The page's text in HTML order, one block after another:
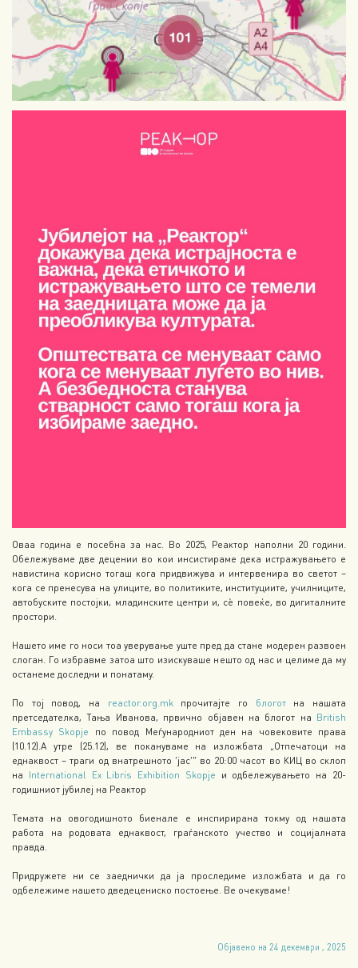
Оваа година е посебна за нас. Во 2025, Реактор наполни 20 години.
Обележуваме две децении во кои инсистираме дека истражувањето е
навистина корисно тогаш кога придвижува и интервенира во светот –
кога се пренесува на улиците, во политиките, институциите, училниците,
автобуските постојки, младинските центри и, сè повеќе, во дигиталните
простори.
Нашето име го носи тоа уверување уште пред да стане модерен развоен
слоган. Го избравме затоа што изискуваше нешто од нас и целиме да му
останеме доследни и понатаму.
По тој повод, на reactor.org.mkпрочитајте го блоготна нашата
претседателка, Тања Иванова, првично објавен на блогот на British
Embassy Skopje по повод Меѓународниот ден на човековите права
(10.12).А утре (25.12), ве покануваме на изложбата „Отпечатоци на
еднаквост – траги од внатрешното ‘јас’“ во 20:00 часот во КИЦ во склоп
на International Ex Libris Exhibition Skopje и одбележувањето на 20-
годишниот јубилеј на Реактор
Темата на овогодишното биенале е инспирирана токму од нашата
работа на родовата еднаквост, граѓанското учество и социјалната
правда.
Придружете ни се заеднички да ја проследиме изложбата и да го
одбележиме нашето дведецениско постоење. Ве очекуваме!
Објавено на 24 декември , 2025